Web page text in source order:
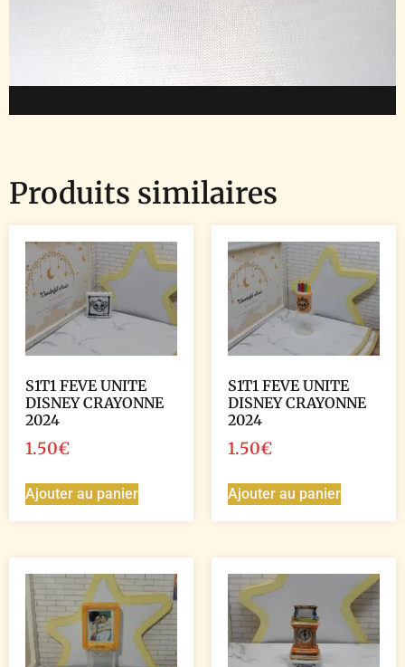
Produits similaires
S1T1 FEVE UNITE
DISNEY CRAYONNE
2024
1.50€
Ajouter au panier
S1T1 FEVE UNITE
DISNEY CRAYONNE
2024
1.50€
Ajouter au panier